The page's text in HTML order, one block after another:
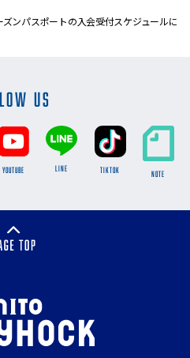
ンパスポートの入会受付スケジュールに
US
YOUTUBE LINE TikTok NOTE